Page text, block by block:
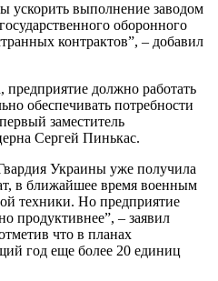
ускорить выполнение заводом
оборонного
контрактов”, – добавил
должно работать
обеспечивать потребности
заместитель
Сергей Пинькас.
Украины уже получила
в ближайшее время военным
техники. Но предприятие
продуктивнее”, – заявил
что в планах
год еще более 20 единиц